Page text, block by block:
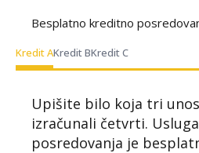
Besplatno kreditno
Kredit AKredit BKredit C
Upišite bilo koja tri
izračunali četvrti.
posredovanja je